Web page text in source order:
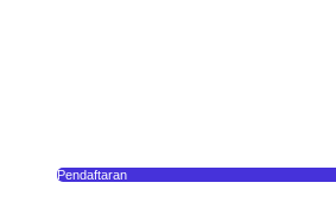
Pendaftaran